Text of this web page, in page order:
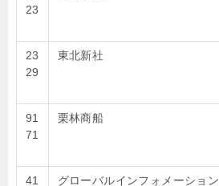
23
23
29
東北新社
91
71
栗林商船
41
グローバルインフォメーション